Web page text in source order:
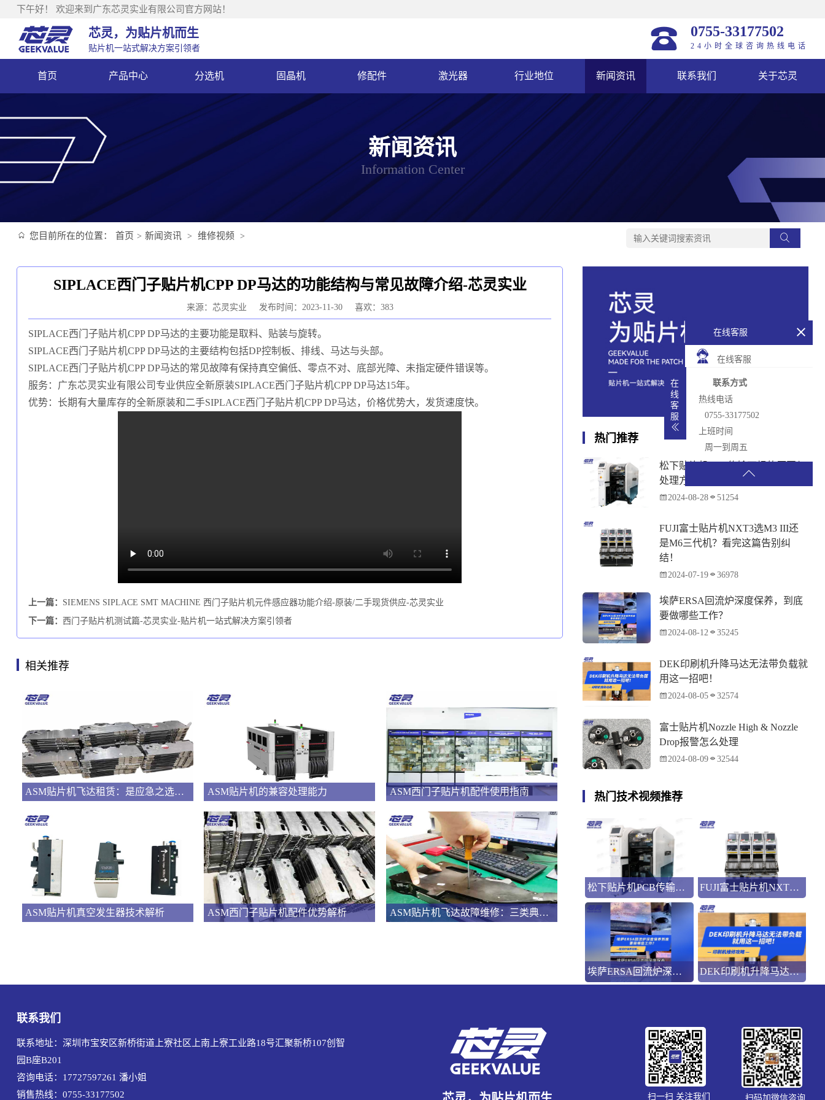
下午好！ 欢迎来到广东芯灵实业有限公司官方网站！
芯灵，为贴片机而生
贴片机一站式解决方案引领者
0755-33177502
24小时全球咨询热线电话
首页 产品中心 分选机 固晶机 修配件 激光器 行业地位 新闻资讯 联系我们 关于芯灵
新闻资讯
Information Center
您目前所在的位置： 首页 > 新闻资讯 > 维修视频 >
SIPLACE西门子贴片机CPP DP马达的功能结构与常见故障介绍-芯灵实业
来源：芯灵实业 发布时间：2023-11-30 喜欢：383
SIPLACE西门子贴片机CPP DP马达的主要功能是取料、贴装与旋转。
SIPLACE西门子贴片机CPP DP马达的主要结构包括DP控制板、排线、马达与头部。
SIPLACE西门子贴片机CPP DP马达的常见故障有保持真空偏低、零点不对、底部光障、未指定硬件错误等。
服务：广东芯灵实业有限公司专业供应全新原装SIPLACE西门子贴片机CPP DP马达15年。
优势：长期有大量库存的全新原装和二手SIPLACE西门子贴片机CPP DP马达，价格优势大，发货速度快。
上一篇： SIEMENS SIPLACE SMT MACHINE 西门子贴片机元件感应器功能介绍-原装/二手现货供应-芯灵实业
下一篇： 西门子贴片机测试篇-芯灵实业-贴片机一站式解决方案引领者
相关推荐
ASM贴片机飞达租赁：是应急之选还是长远之策？ ASM贴片机的兼容处理能力 ASM西门子贴片机配件使用指南
ASM贴片机真空发生器技术解析 ASM西门子贴片机配件优势解析 ASM贴片机飞达故障维修：三类典型问题的系统化处理
热门推荐
松下贴片机PCB传输不畅的原因与
处理方法
2024-08-28 51254
FUJI富士贴片机NXT3选M3 III还
是M6三代机？看完这篇告别纠
结！
2024-07-19 36978
埃萨ERSA回流炉深度保养，到底
要做哪些工作？
2024-08-12 35245
DEK印刷机升降马达无法带负载就
用这一招吧！
2024-08-05 32574
富士贴片机Nozzle High & Nozzle
Drop报警怎么处理
2024-08-09 32544
热门技术视频推荐
松下贴片机PCB传输不畅的原因与处理方法 FUJI富士贴片机NXT3选M3 III还是M6三代机？看完这篇告别纠结！
埃萨ERSA回流炉深度保养，到底要做哪些工作？ DEK印刷机升降马达无法带负载就用这一招吧！
联系我们
联系地址：深圳市宝安区新桥街道上寮社区上南上寮工业路18号汇聚新桥107创智
园B座B201
咨询电话：17727597261 潘小姐
销售热线：0755-33177502
扫一扫 关注我们 扫码加微信咨询
在线客服
在线客服
联系方式
热线电话
0755-33177502
上班时间
周一到周五
在
线
客
服